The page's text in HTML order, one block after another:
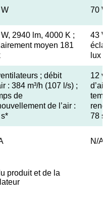
70
2940 lm, 4000 K ;
moyen 181
43
lux
; débit
: 384 m³/h (107 l/s) ;
de
de l’air :
12
78
N/
produit et de la